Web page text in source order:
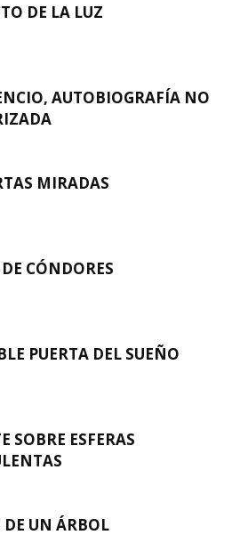
DE LA LUZ
AUTOBIOGRAFÍA NO
MIRADAS
CÓNDORES
PUERTA DEL SUEÑO
SOBRE ESFERAS
DE UN ÁRBOL